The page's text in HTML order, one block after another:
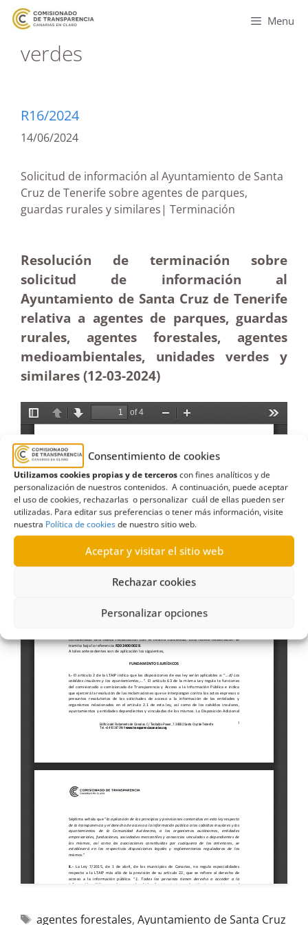
Consentimiento de cookies
Utilizamos cookies propias y de terceroscon fines analíticos y de
personalización de nuestros contenidos. A continuación, puede aceptar
el uso de cookies, rechazarlas o personalizar cuál de ellas pueden ser
utilizadas. Para editar sus preferencias o tener más información, visite
nuestra Política de cookiesde nuestro sitio web.
Aceptar y visitar el sitio web
Rechazar cookies
Personalizar opciones
Menu
verdes
R16/2024
14/06/2024
Solicitud de información al Ayuntamiento de Santa
Cruz de Tenerife sobre agentes de parques,
guardas rurales y similares| Terminación
Resolución de terminación sobre
solicitud de información al
Ayuntamiento de Santa Cruz de Tenerife
relativa a agentes de parques, guardas
rurales, agentes forestales, agentes
medioambientales, unidades verdes y
similares (12-03-2024)
agentes forestales, Ayuntamiento de Santa Cruz